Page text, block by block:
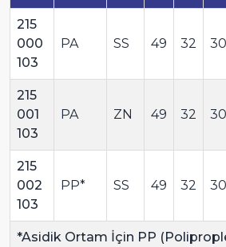
215
000
103
PA SS 49 32 30
215
001
103
PA ZN 49 32 30
215
002
103
PP* SS 49 32 30
*Asidik Ortam İçin PP